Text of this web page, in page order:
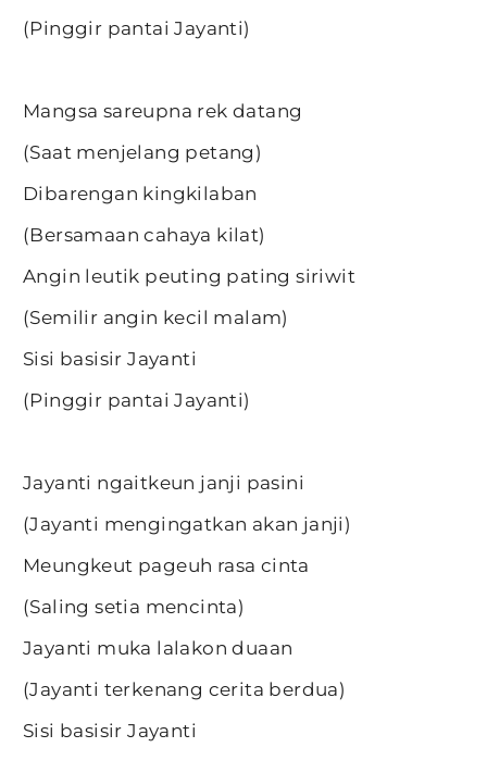
(Pinggir pantai Jayanti)
Mangsa sareupna rek datang
(Saat menjelang petang)
Dibarengan kingkilaban
(Bersamaan cahaya kilat)
Angin leutik peuting pating siriwit
(Semilir angin kecil malam)
Sisi basisir Jayanti
(Pinggir pantai Jayanti)
Jayanti ngaitkeun janji pasini
(Jayanti mengingatkan akan janji)
Meungkeut pageuh rasa cinta
(Saling setia mencinta)
Jayanti muka lalakon duaan
(Jayanti terkenang cerita berdua)
Sisi basisir Jayanti